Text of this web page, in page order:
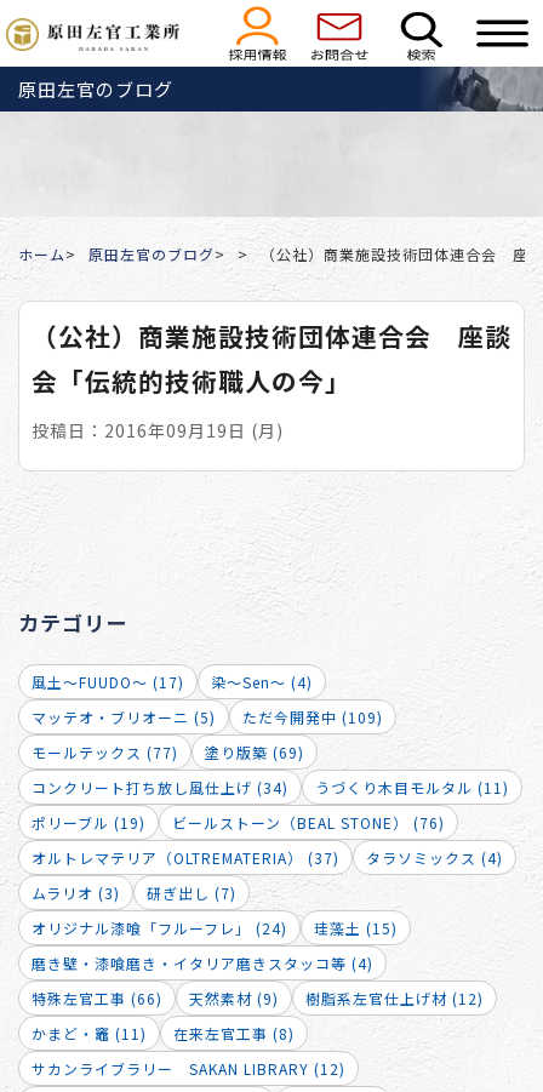
原田左官のブログ
ホーム 原田左官のブログ （公社）商業施設技術団体連合会 座
（公社）商業施設技術団体連合会 座談
会「伝統的技術職人の今」
投稿日：2016年09月19日 (月)
カテゴリー
風土～FUUDO～ (17)
染～Sen～ (4)
マッテオ・ブリオーニ (5)
ただ今開発中 (109)
モールテックス (77)
塗り版築 (69)
コンクリート打ち放し風仕上げ (34)
うづくり木目モルタル (11)
ポリーブル (19)
ビールストーン（BEAL STONE） (76)
オルトレマテリア（OLTREMATERIA） (37)
タラソミックス (4)
ムラリオ (3)
研ぎ出し (7)
オリジナル漆喰「フルーフレ」 (24)
珪藻土 (15)
磨き壁・漆喰磨き・イタリア磨きスタッコ等 (4)
特殊左官工事 (66)
天然素材 (9)
樹脂系左官仕上げ材 (12)
かまど・竈 (11)
在来左官工事 (8)
サカンライブラリー SAKAN LIBRARY (12)